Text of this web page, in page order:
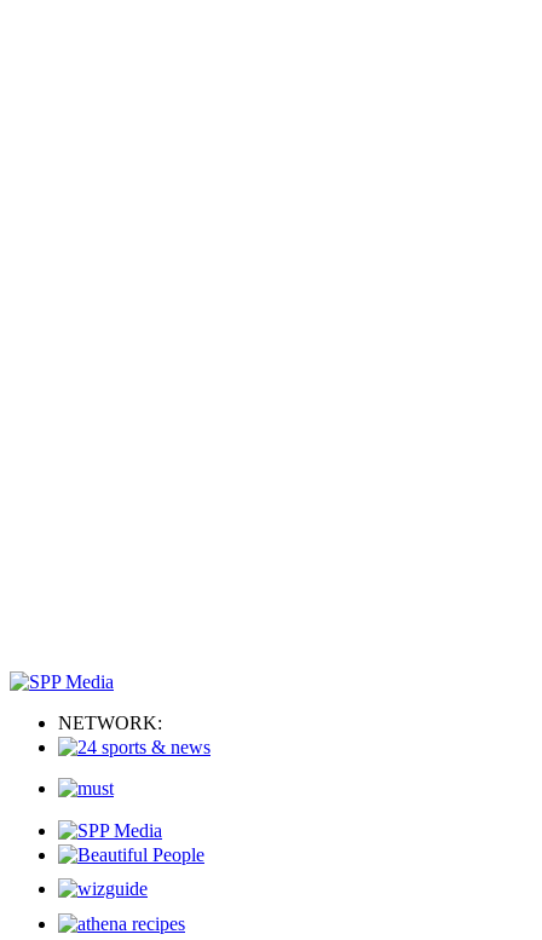
NETWORK: